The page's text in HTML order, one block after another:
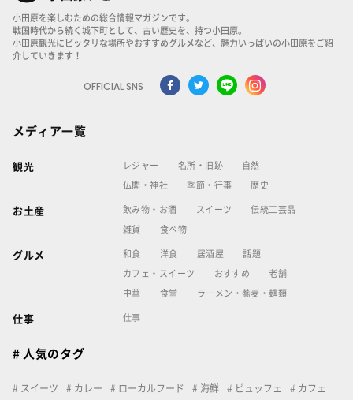
小田原を楽しむための総合情報マガジンです。
戦国時代から続く城下町として、古い歴史を、持つ小田原。
小田原観光にピッタリな場所やおすすめグルメなど、魅力いっぱいの小田原をご紹
介していきます！
OFFICIAL SNS
メディア一覧
観光 レジャー 名所・旧跡 自然
仏閣・神社 季節・行事 歴史
お土産 飲み物・お酒 スイーツ 伝統工芸品
雑貨 食べ物
グルメ 和食 洋食 居酒屋 話題
カフェ・スイーツ おすすめ 老舗
中華 食堂 ラーメン・蕎麦・麺類
仕事 仕事
# 人気のタグ
スイーツ カレー ローカルフード 海鮮 ビュッフェ
カフェ